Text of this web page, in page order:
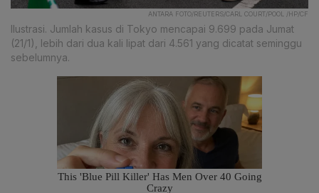
ANTARA FOTO/REUTERS/CARL COURT/POOL /HP/CF
Ilustrasi. Jumlah kasus di Tokyo mencapai 9.699 pada Jumat
(21/1), lebih dari dua kali lipat dari 4.561 yang dicatat seminggu
sebelumnya.